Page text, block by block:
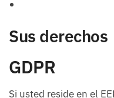
Sus derechos
GDPR
Si usted reside en el